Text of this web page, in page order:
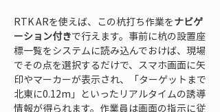
RTK ARを使えば、この杭打ち作業をナビゲ
ーション付きで行えます。事前に杭の設置座
標一覧をシステムに読み込んでおけば、現場
でその点を選択するだけで、スマホ画面に矢
印やマーカーが表示され、「ターゲットまで
北東に0.12m」といったリアルタイムの誘導
情報が得られます。作業員は画面の指示に従